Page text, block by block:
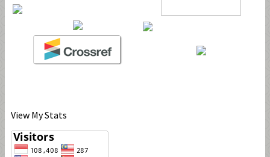
View My Stats